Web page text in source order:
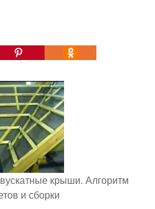
крыши. Алгоритм
и сборки